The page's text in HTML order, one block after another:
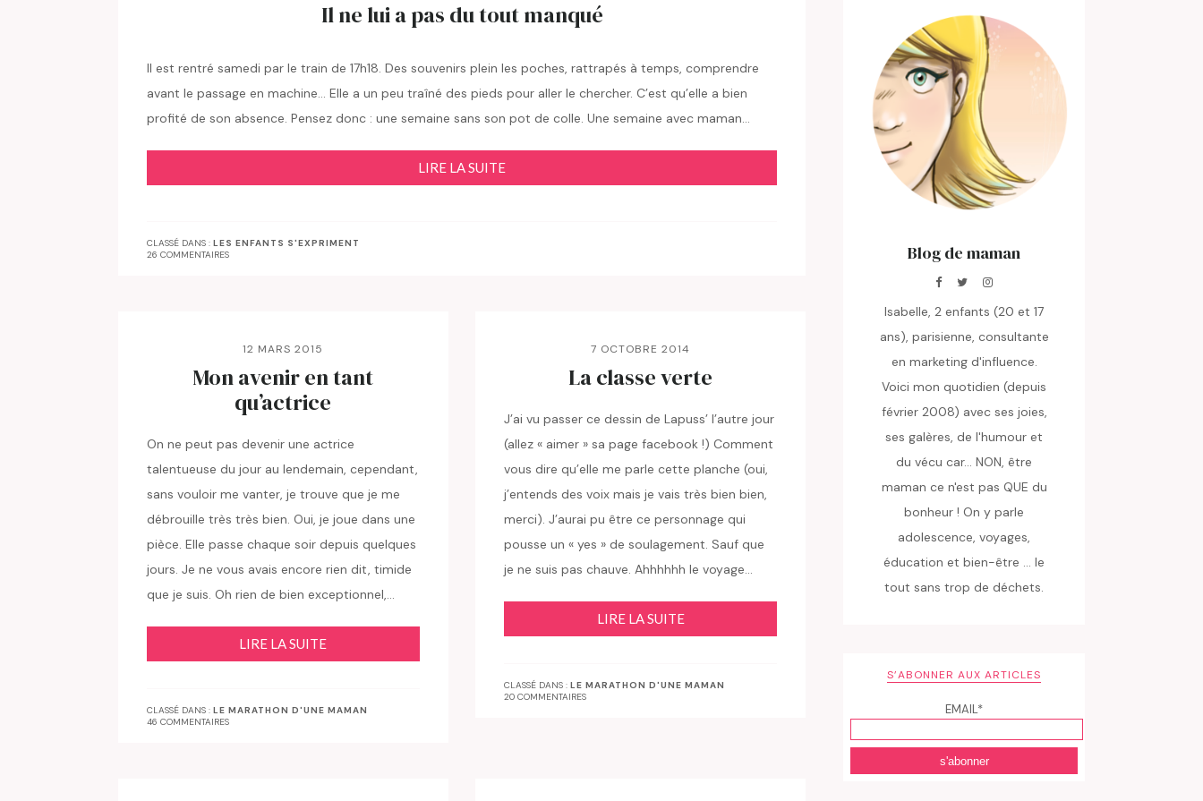
Il ne lui a pas du tout manqué
Il est rentré samedi par le train de 17h18. Des souvenirs plein les poches, rattrapés à temps, comprendre
avant le passage en machine… Elle a un peu traîné des pieds pour aller le chercher. C’est qu’elle a bien
profité de son absence. Pensez donc : une semaine sans son pot de colle. Une semaine avec maman…
LIRE LA SUITE
CLASSÉ DANS : LES ENFANTS S'EXPRIMENT
26 COMMENTAIRES
12 MARS 2015
Mon avenir en tant
qu’actrice
On ne peut pas devenir une actrice
talentueuse du jour au lendemain, cependant,
sans vouloir me vanter, je trouve que je me
débrouille très très bien. Oui, je joue dans une
pièce. Elle passe chaque soir depuis quelques
jours. Je ne vous avais encore rien dit, timide
que je suis. Oh rien de bien exceptionnel,…
LIRE LA SUITE
CLASSÉ DANS : LE MARATHON D'UNE MAMAN
46 COMMENTAIRES
7 OCTOBRE 2014
La classe verte
J’ai vu passer ce dessin de Lapuss’ l’autre jour
(allez « aimer » sa page facebook !) Comment
vous dire qu’elle me parle cette planche (oui,
j’entends des voix mais je vais très bien bien,
merci). J’aurai pu être ce personnage qui
pousse un « yes » de soulagement. Sauf que
je ne suis pas chauve. Ahhhhhh le voyage…
LIRE LA SUITE
CLASSÉ DANS :LE MARATHON D'UNE MAMAN
20 COMMENTAIRES
Blog de maman
Isabelle, 2 enfants (20 et 17
ans), parisienne, consultante
en marketing d'influence.
Voici mon quotidien (depuis
février 2008) avec ses joies,
ses galères, de l'humour et
du vécu car... NON, être
maman ce n'est pas QUE du
bonheur ! On y parle
adolescence, voyages,
éducation et bien-être ... le
tout sans trop de déchets.
S’ABONNER AUX ARTICLES
EMAIL*